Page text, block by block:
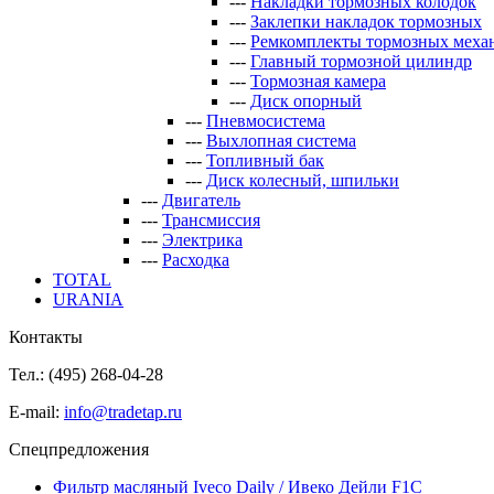
--- Заклепки накладок тормозных
--- Ремкомплекты тормозных
--- Главный тормозной цилиндр
--- Тормозная камера
--- Диск опорный
--- Пневмосистема
--- Выхлопная система
--- Топливный бак
--- Диск колесный, шпильки
--- Двигатель
--- Трансмиссия
--- Электрика
--- Расходка
TOTAL
URANIA
Контакты
Тел.: (495) 268-04-28
E-mail: info@tradetap.ru
Спецпредложения
Фильтр масляный Iveco Daily / Ивеко Дейли F1C